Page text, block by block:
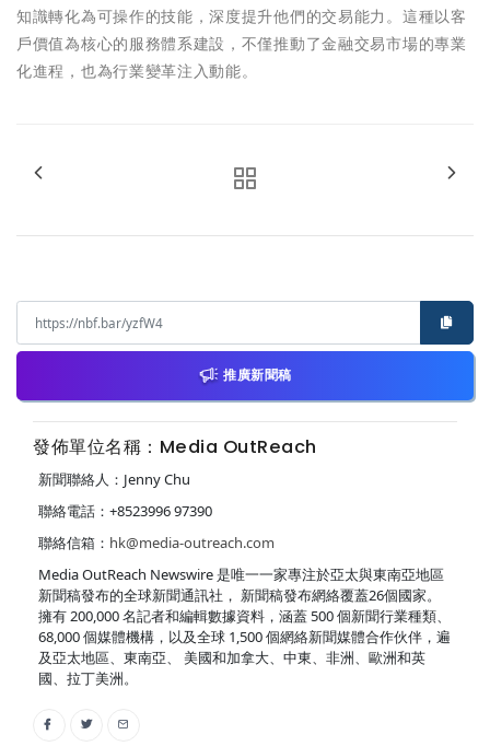
知識轉化為可操作的技能，深度提升他們的交易能力。這種以客
戶價值為核心的服務體系建設，不僅推動了金融交易市場的專業
化進程，也為行業變革注入動能。
推廣新聞稿
發佈單位名稱：Media OutReach
新聞聯絡人：Jenny Chu
聯絡電話：+8523996 97390
聯絡信箱： hk@media-outreach.com
Media OutReach Newswire 是唯一一家專注於亞太與東南亞地區
新聞稿發布的全球新聞通訊社， 新聞稿發布網絡覆蓋26個國家。
擁有 200,000 名記者和編輯數據資料，涵蓋 500 個新聞行業種類、
68,000 個媒體機構，以及全球 1,500 個網絡新聞媒體合作伙伴，遍
及亞太地區、東南亞、 美國和加拿大、中東、非洲、歐洲和英
國、拉丁美洲。